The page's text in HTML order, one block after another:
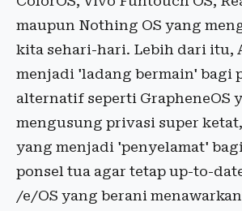
maupun Nothing OS yang
kita sehari-hari. Lebih dari itu,
menjadi 'ladang bermain' bagi
alternatif seperti GrapheneOS
mengusung privasi super
yang menjadi 'penyelamat'
ponsel tua agar tetap up-to-
/e/OS yang berani